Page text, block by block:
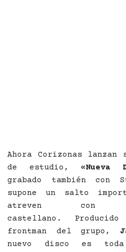
Ahora Corizonas lanzan
de estudio, «Nueva
grabado también con
supone un salto
atreven con
castellano.
frontman del grupo,
nuevo disco es toda